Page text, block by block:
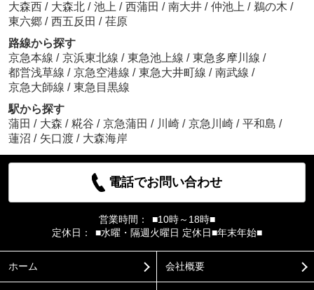
大森西 / 大森北 / 池上 / 西蒲田 / 南大井 / 仲池上 / 鵜の木 /
東六郷 / 西五反田 / 荏原
路線から探す
京急本線 / 京浜東北線 / 東急池上線 / 東急多摩川線 /
都営浅草線 / 京急空港線 / 東急大井町線 / 南武線 /
京急大師線 / 東急目黒線
駅から探す
蒲田 / 大森 / 糀谷 / 京急蒲田 / 川崎 / 京急川崎 / 平和島 /
蓮沼 / 矢口渡 / 大森海岸
電話でお問い合わせ
営業時間：
■10時～18時■
定休日：
■水曜・隔週火曜日 定休日■年末年始■
ホーム 会社概要